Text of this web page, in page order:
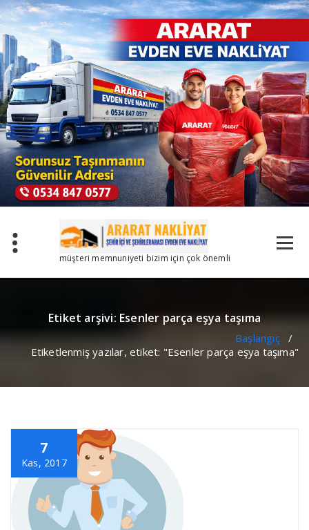
İçeriğe
geç
müşteri memnuniyeti bizim için çok önemli
Etiket arşivi: Esenler parça eşya taşıma
Başlangıç/
Etiketlenmiş yazılar, etiket: "Esenler parça eşya taşıma"
7
Kas, 2017